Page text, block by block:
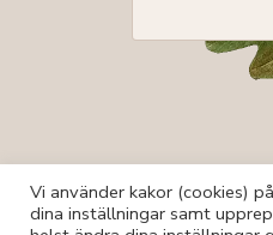
Vi använder kakor (cookies)
dina inställningar samt